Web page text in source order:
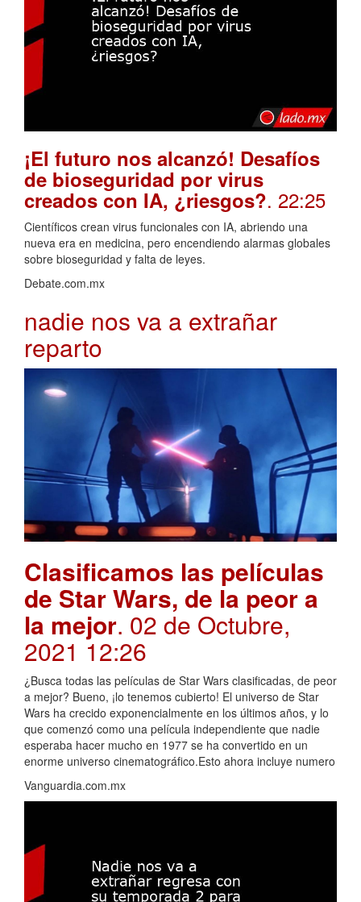
¡El futuro nos alcanzó! Desafíos
de bioseguridad por virus
creados con IA, ¿riesgos?. 22:25
Científicos crean virus funcionales con IA, abriendo una
nueva era en medicina, pero encendiendo alarmas globales
sobre bioseguridad y falta de leyes.
Debate.com.mx
nadie nos va a extrañar
reparto
Clasificamos las películas
de Star Wars, de la peor a
la mejor. 02 de Octubre,
2021 12:26
¿Busca todas las películas de Star Wars clasificadas, de peor
a mejor? Bueno, ¡lo tenemos cubierto! El universo de Star
Wars ha crecido exponencialmente en los últimos años, y lo
que comenzó como una película independiente que nadie
esperaba hacer mucho en 1977 se ha convertido en un
enorme universo cinematográfico.Esto ahora incluye numero
Vanguardia.com.mx